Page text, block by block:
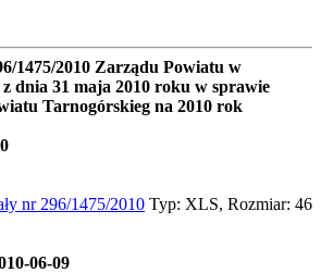
1475/2010 Zarządu Powiatu w
dnia 31 maja 2010 roku w sprawie
Tarnogórskieg na 2010 rok
nr 296/1475/2010 Typ: XLS, Rozmiar: 46
06-09